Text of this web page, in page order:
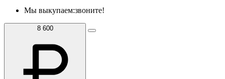
Мы выкупаем:звоните!
8 600